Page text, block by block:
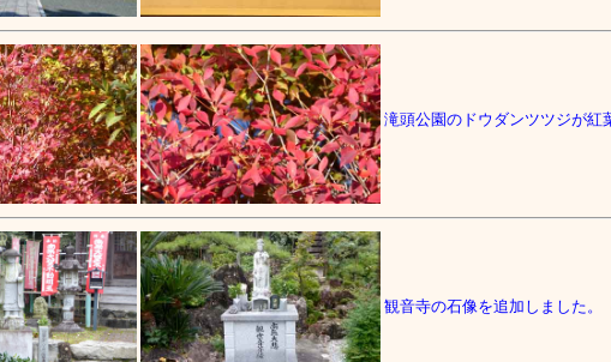
滝頭公園のドウダンツツジが紅
観音寺の石像を追加しました。